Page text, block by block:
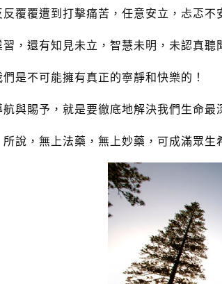
覆覆遭到打擊痛苦，任意安立，忐忑不
，還有知見未立，智慧未明，未認真聽
是不可能擁有真正的寧靜和快樂的！
與賜予，就是要徹底地解決我們生命
說，無上法藥，無上妙藥，可成滿眾